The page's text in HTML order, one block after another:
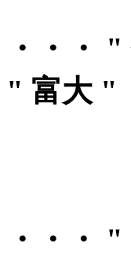
・・・
" 富大 "
・・・